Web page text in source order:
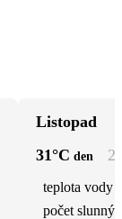
Listopad
31°C den
teplota vody
počet